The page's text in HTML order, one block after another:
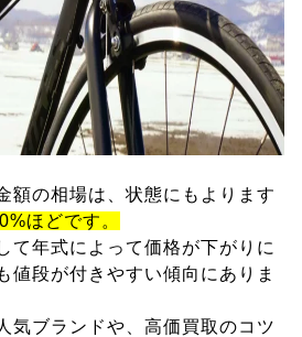
額の相場は、状態にもよります
ほどです。
て年式によって価格が下がりに
値段が付きやすい傾向にありま
気ブランドや、高価買取のコツ